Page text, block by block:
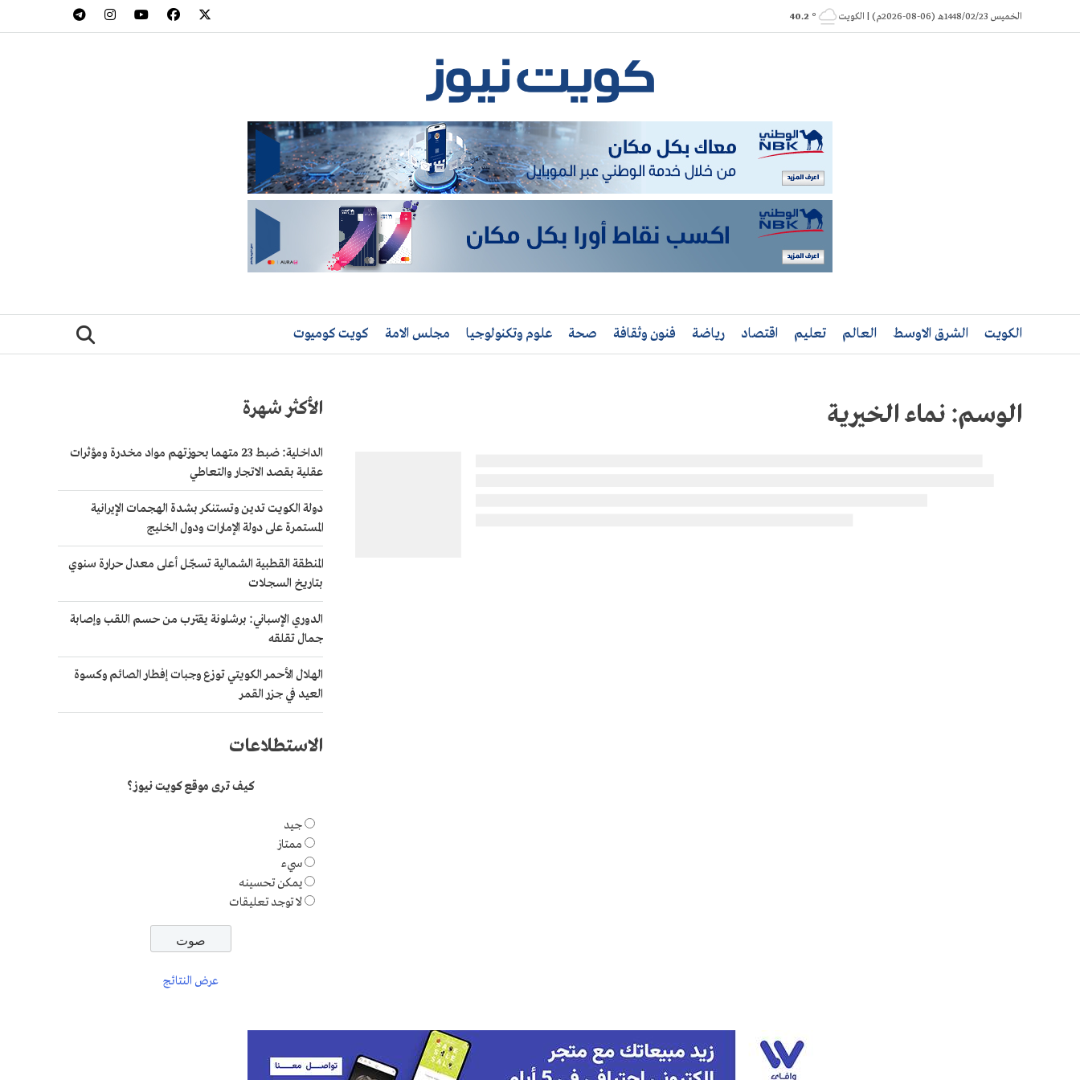
to
الخميس 1448/02/23هـ (06-08-2026م) | الكويت ° 40.2
الكويت الشرق الاوسط العالم تعليم اقتصاد رياضة فنون وثقافة صحة علوم وتكنولوجيا مجلس الامة كويت كوميوت
الوسم: نماء الخيرية الأكثر شهرة
الداخلية: ضبط 23 متهما بحوزتهم مواد مخدرة ومؤثرات
عقلية بقصد الاتجار والتعاطي
دولة الكويت تدين وتستنكر بشدة الهجمات الإيرانية
المستمرة على دولة الإمارات ودول الخليج
المنطقة القطبية الشمالية تسجّل أعلى معدل حرارة سنوي
بتاريخ السجلات
الدوري الإسباني: برشلونة يقترب من حسم اللقب وإصابة
جمال تقلقه
الهلال الأحمر الكويتي توزع وجبات إفطار الصائم وكسوة
العيد في جزر القمر
الاستطلاعات
كيف ترى موقع كويت نيوز؟
جيد
ممتاز
سيء
يمكن تحسينه
لا توجد تعليقات
عرض النتائج